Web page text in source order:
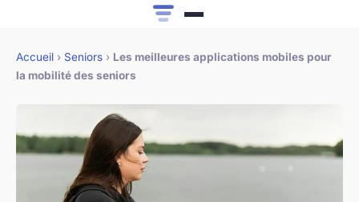
Accueil › Seniors › Les meilleures applications mobiles pour
la mobilité des seniors